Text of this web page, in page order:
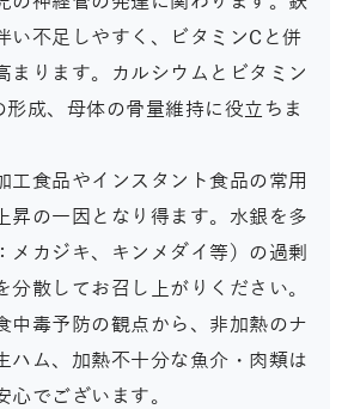
い不足しやすく、ビタミンCと併
まります。カルシウムとビタミン
形成、母体の骨量維持に役立ちま
工食品やインスタント食品の常用
昇の一因となり得ます。水銀を多
メカジキ、キンメダイ等）の過剰
分散してお召し上がりください。
中毒予防の観点から、非加熱のナ
ハム、加熱不十分な魚介・肉類は
でございます。